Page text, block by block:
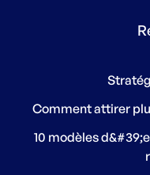
Comment attirer
10 modèles